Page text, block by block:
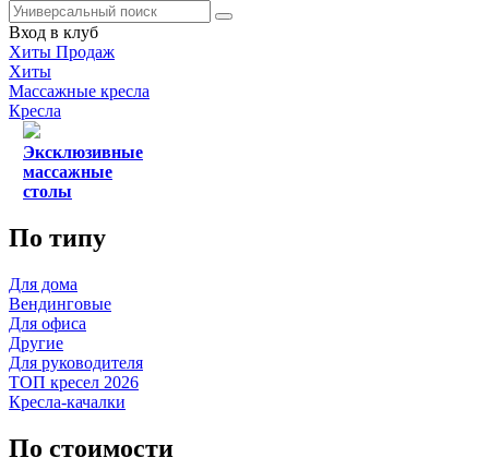
Вход в клуб
Хиты Продаж
Хиты
Массажные кресла
Кресла
Эксклюзивные
массажные
столы
По типу
Для дома
Вендинговые
Для офиса
Другие
Для руководителя
ТОП кресел 2026
Кресла-качалки
По стоимости